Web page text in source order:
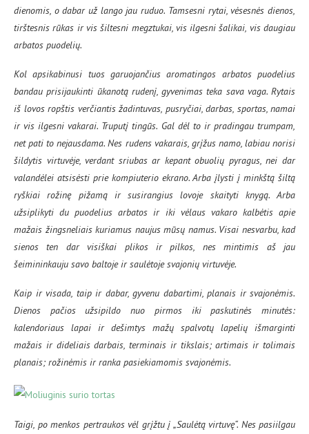
dienomis, o dabar už lango jau ruduo. Tamsesni rytai, vėsesnės dienos,
tirštesnis rūkas ir vis šiltesni megztukai, vis ilgesni šalikai, vis daugiau
arbatos puodelių.
Kol apsikabinusi tuos garuojančius aromatingos arbatos puodelius
bandau prisijaukinti ūkanotą rudenį, gyvenimas teka sava vaga. Rytais
iš lovos ropštis verčiantis žadintuvas, pusryčiai, darbas, sportas, namai
ir vis ilgesni vakarai. Truputį tingūs. Gal dėl to ir pradingau trumpam,
net pati to nejausdama. Nes rudens vakarais, grįžus namo, labiau norisi
šildytis virtuvėje, verdant sriubas ar kepant obuolių pyragus, nei dar
valandėlei atsisėsti prie kompiuterio ekrano. Arba įlysti į minkštą šiltą
ryškiai rožinę pižamą ir susirangius lovoje skaityti knygą. Arba
užsiplikyti du puodelius arbatos ir iki vėlaus vakaro kalbėtis apie
mažais žingsneliais kuriamus naujus mūsų namus. Visai nesvarbu, kad
sienos ten dar visiškai plikos ir pilkos, nes mintimis aš jau
šeimininkauju savo baltoje ir saulėtoje svajonių virtuvėje.
Kaip ir visada, taip ir dabar, gyvenu dabartimi, planais ir svajonėmis.
Dienos pačios užsipildo nuo pirmos iki paskutinės minutės:
kalendoriaus lapai ir dešimtys mažų spalvotų lapelių išmarginti
mažais ir dideliais darbais, terminais ir tikslais; artimais ir tolimais
planais; rožinėmis ir ranka pasiekiamomis svajonėmis.
Taigi, po menkos pertraukos vėl grįžtu į „Saulėtą virtuvę“. Nes pasiilgau